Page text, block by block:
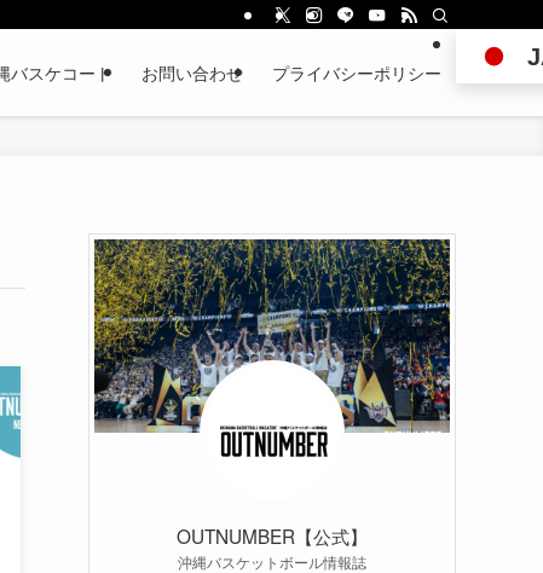
バスケコート お問い合わせ プライバシーポリシー
OUTNUMBER【公式】
沖縄バスケットボール情報誌